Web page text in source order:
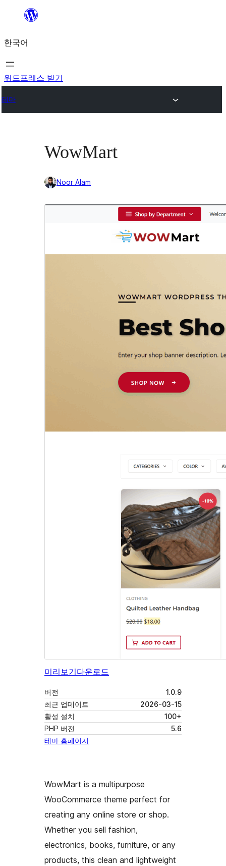
츠
로
바
가
한국어
워드프레스 받기
테마
WowMart
Noor Alam
미리보기다운로드
버전
1.0.9
최근 업데이트
2026-03-15
활성 설치
100+
PHP 버전
5.6
테마 홈페이지
WowMart is a multipurpose
WooCommerce theme perfect for
creating any online store or shop.
Whether you sell fashion,
electronics, books, furniture, or any
products, this clean and lightweight